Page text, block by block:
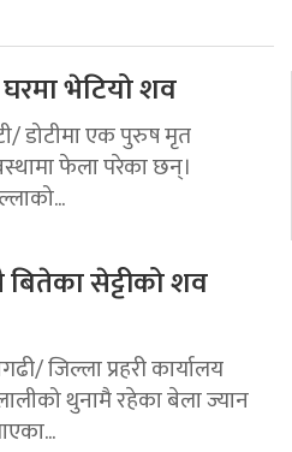
भेटियो शव
डोटीमा एक पुरुष मृत
फेला परेका छन्।
बितेका सेट्टीको शव
जिल्ला प्रहरी कार्यालय
थुनामै रहेका बेला ज्यान